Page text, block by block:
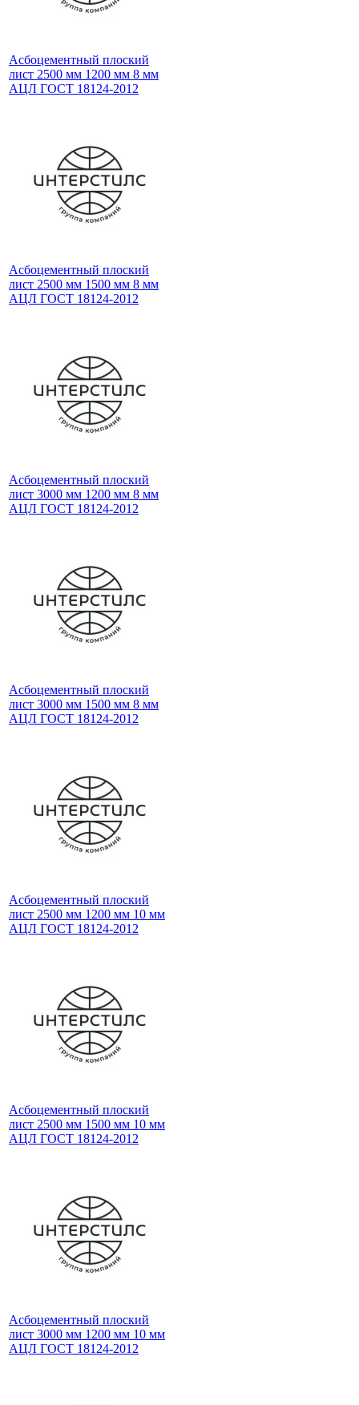
Асбоцементный плоский
лист 2500 мм 1200 мм 8 мм
АЦЛ ГОСТ 18124-2012
Асбоцементный плоский
лист 2500 мм 1500 мм 8 мм
АЦЛ ГОСТ 18124-2012
Асбоцементный плоский
лист 3000 мм 1200 мм 8 мм
АЦЛ ГОСТ 18124-2012
Асбоцементный плоский
лист 3000 мм 1500 мм 8 мм
АЦЛ ГОСТ 18124-2012
Асбоцементный плоский
лист 2500 мм 1200 мм 10 мм
АЦЛ ГОСТ 18124-2012
Асбоцементный плоский
лист 2500 мм 1500 мм 10 мм
АЦЛ ГОСТ 18124-2012
Асбоцементный плоский
лист 3000 мм 1200 мм 10 мм
АЦЛ ГОСТ 18124-2012